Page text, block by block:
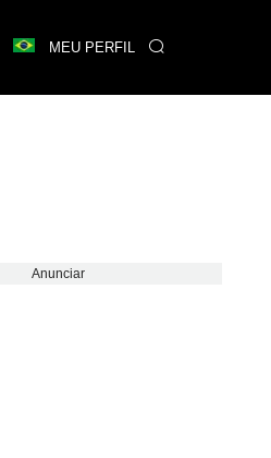
MEU PERFIL
Anunciar